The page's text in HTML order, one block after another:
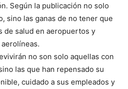
Según la publicación no solo
sino las ganas de no tener que
de salud en aeropuertos y
no son solo aquellas con
las que han repensado su
cuidado a sus empleados y